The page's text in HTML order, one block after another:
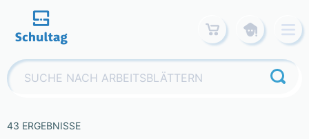
content
Suchen
nach:
43 ERGEBNISSE